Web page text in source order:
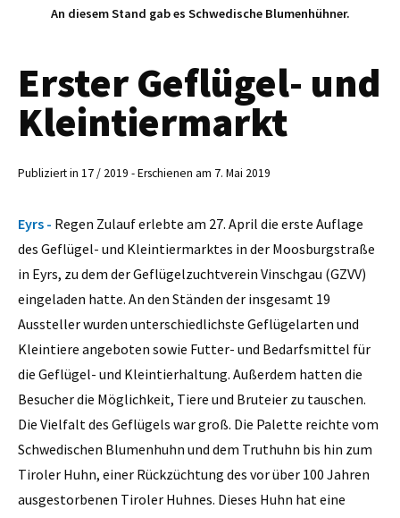
An diesem Stand gab es Schwedische Blumenhühner.
Erster Geflügel- und
Kleintiermarkt
Publiziert in 17 / 2019 - Erschienen am 7. Mai 2019
Eyrs - Regen Zulauf erlebte am 27. April die erste Auflage
des Geflügel- und Kleintiermarktes in der Moosburgstraße
in Eyrs, zu dem der Geflügelzuchtverein Vinschgau (GZVV)
eingeladen hatte. An den Ständen der insgesamt 19
Aussteller wurden unterschiedlichste Geflügelarten und
Kleintiere angeboten sowie Futter- und Bedarfsmittel für
die Geflügel- und Kleintierhaltung. Außerdem hatten die
Besucher die Möglichkeit, Tiere und Bruteier zu tauschen.
Die Vielfalt des Geflügels war groß. Die Palette reichte vom
Schwedischen Blumenhuhn und dem Truthuhn bis hin zum
Tiroler Huhn, einer Rückzüchtung des vor über 100 Jahren
ausgestorbenen Tiroler Huhnes. Dieses Huhn hat eine